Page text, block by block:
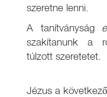
szeretne lenni.
A tanítványság
szakítanunk a
túlzott szeretetet.
Jézus a